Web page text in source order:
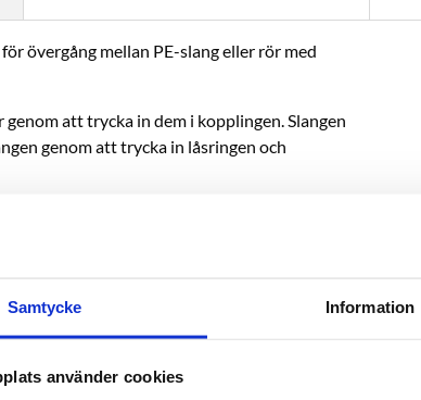
Samtycke Information
använder cookies
övergång mellan PE-slang eller rör med
att trycka in dem i kopplingen. Slangen
genom att trycka in låsringen och